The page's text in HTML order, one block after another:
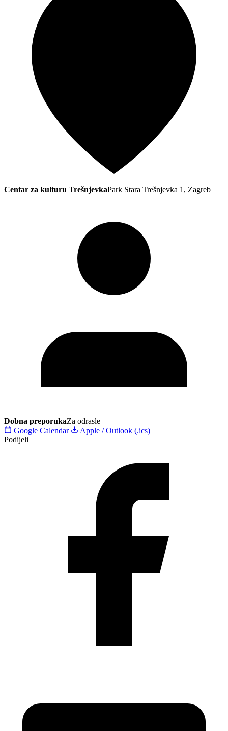
Centar za kulturu TrešnjevkaPark Stara Trešnjevka 1, Zagreb
Dobna preporukaZa odrasle
Google Calendar
Apple / Outlook (.ics)
Podijeli